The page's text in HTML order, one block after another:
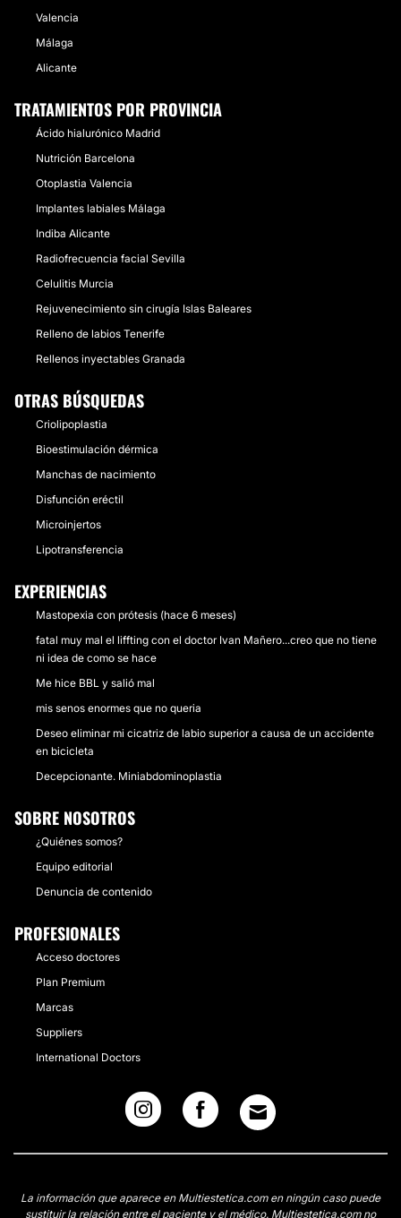
Valencia
Málaga
Alicante
TRATAMIENTOS POR PROVINCIA
Ácido hialurónico Madrid
Nutrición Barcelona
Otoplastia Valencia
Implantes labiales Málaga
Indiba Alicante
Radiofrecuencia facial Sevilla
Celulitis Murcia
Rejuvenecimiento sin cirugía Islas Baleares
Relleno de labios Tenerife
Rellenos inyectables Granada
OTRAS BÚSQUEDAS
Criolipoplastia
Bioestimulación dérmica
Manchas de nacimiento
Disfunción eréctil
Microinjertos
Lipotransferencia
EXPERIENCIAS
Mastopexia con prótesis (hace 6 meses)
fatal muy mal el liffting con el doctor Ivan Mañero...creo que no tiene
ni idea de como se hace
Me hice BBL y salió mal
mis senos enormes que no queria
Deseo eliminar mi cicatriz de labio superior a causa de un accidente
en bicicleta
Decepcionante. Miniabdominoplastia
SOBRE NOSOTROS
¿Quiénes somos?
Equipo editorial
Denuncia de contenido
PROFESIONALES
Acceso doctores
Plan Premium
Marcas
Suppliers
International Doctors
La información que aparece en Multiestetica.com en ningún caso puede
sustituir la relación entre el paciente y el médico. Multiestetica.com no